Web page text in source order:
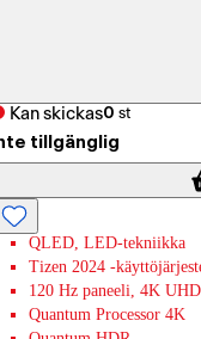
Kan skickas0 st
tillgänglig
QLED, LED-tekniikka
Tizen 2024 -
120 Hz paneeli, 4K UHD
Quantum Processor 4K